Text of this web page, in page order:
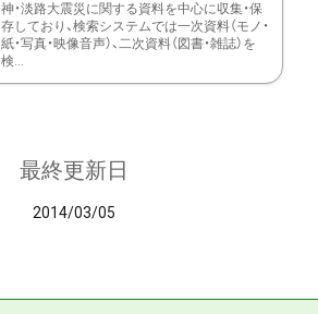
神・淡路大震災に関する資料を中心に収集・保
存しており、検索システムでは一次資料（モノ・
紙・写真・映像音声）、二次資料（図書・雑誌）を
検...
最終更新日
2014/03/05